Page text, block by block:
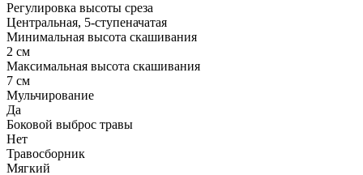
Регулировка высоты среза
Центральная, 5-ступеначатая
Минимальная высота скашивания
2 см
Максимальная высота скашивания
7 см
Мульчирование
Да
Боковой выброс травы
Нет
Травосборник
Мягкий